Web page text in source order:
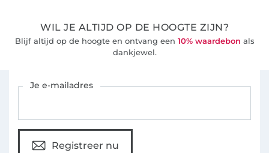
WIL JE ALTIJD OP DE HOOGTE ZIJN?
Blijf altijd op de hoogte en ontvang een 10% waardebon als
dankjewel.
Je e-mailadres
Registreer nu